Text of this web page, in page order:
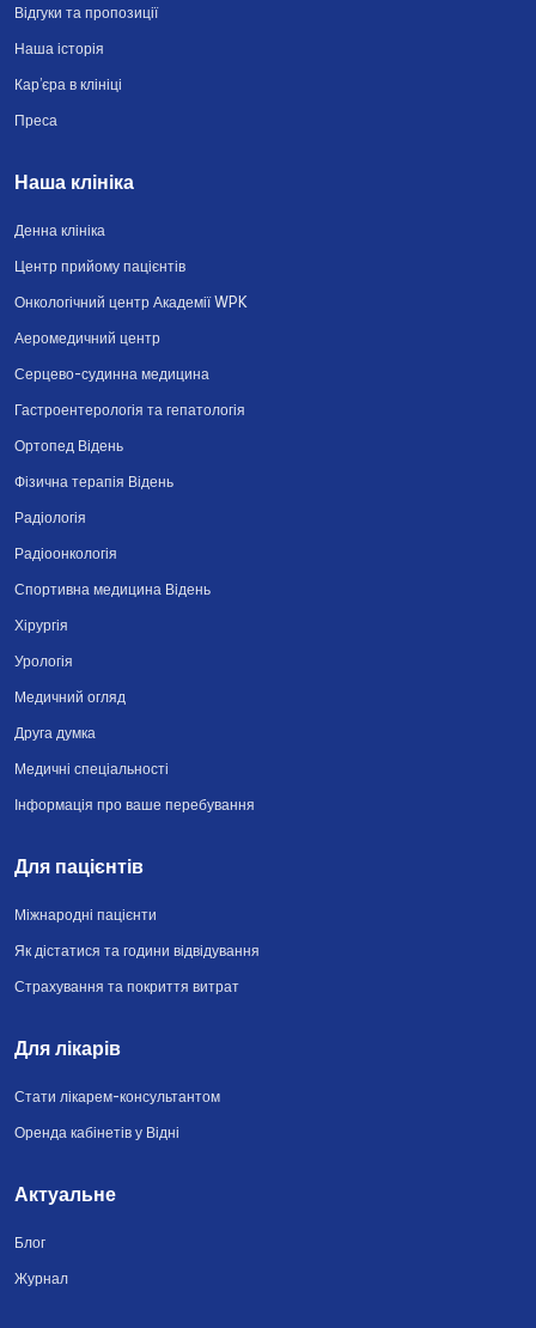
Відгуки та пропозиції
Наша історія
Кар’єра в клініці
Преса
Наша клініка
Денна клініка
Центр прийому пацієнтів
Онкологічний центр Академії WPK
Аеромедичний центр
Серцево-судинна медицина
Гастроентерологія та гепатологія
Ортопед Відень
Фізична терапія Відень
Радіологія
Радіоонкологія
Спортивна медицина Відень
Хірургія
Урологія
Медичний огляд
Друга думка
Медичні спеціальності
Інформація про ваше перебування
Для пацієнтів
Міжнародні пацієнти
Як дістатися та години відвідування
Страхування та покриття витрат
Для лікарів
Стати лікарем-консультантом
Оренда кабінетів у Відні
Актуальне
Блог
Журнал